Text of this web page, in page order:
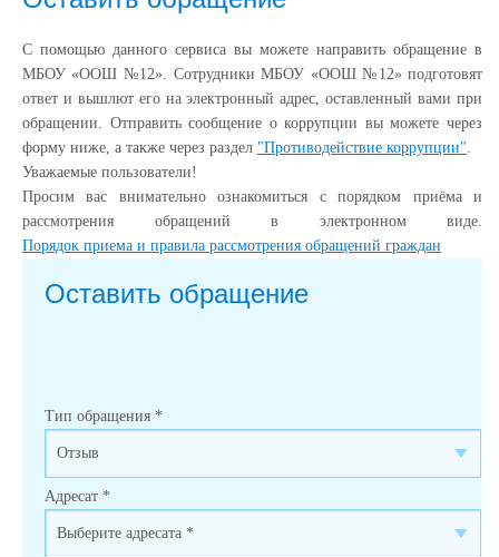
С помощью данного сервиса вы можете направить обращение в
МБОУ «ООШ №12». Сотрудники МБОУ «ООШ №12» подготовят
ответ и вышлют его на электронный адрес, оставленный вами при
обращении. Отправить сообщение о коррупции вы можете через
форму ниже, а также через раздел "Противодействие коррупции".
Уважаемые пользователи!
Просим вас внимательно ознакомиться с порядком приёма и
рассмотрения обращений в электронном виде.
Порядок приема и правила рассмотрения обращений граждан
Оставить обращение
Тип обращения *
Адресат *